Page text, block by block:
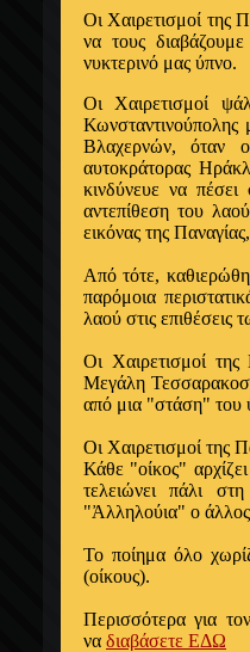
Οι Χαιρετισμοί της
να τους
νυκτερινό μας ύπνο.
Οι Χαιρετισμοί
Κωνσταντινούπολης
Βλαχερνών, όταν
αυτοκράτορας
κινδύνευε να
αντεπίθεση του
εικόνας της
Από τότε,
παρόμοια
λαού στις επιθέσεις
Οι Χαιρετισμοί
Μεγάλη
από μια "στάση" του
Οι Χαιρετισμοί της
Κάθε "οίκος"
τελειώνει πάλι
"Ἀλληλούια" ο
Το ποίημα όλο
(οίκους).
Περισσότερα για
να διαβάσετε ΕΔΩ